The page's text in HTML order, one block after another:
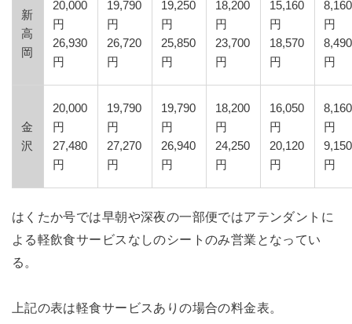
新
高
岡
20,000
円
26,930
円
19,790
円
26,720
円
19,250
円
25,850
円
18,200
円
23,700
円
15,160
円
18,570
円
8,160
円
8,490
円
金
沢
20,000
円
27,480
円
19,790
円
27,270
円
19,790
円
26,940
円
18,200
円
24,250
円
16,050
円
20,120
円
8,160
円
9,150
円
はくたか号では早朝や深夜の一部便ではアテンダントに
よる軽飲食サービスなしのシートのみ営業となってい
る。
上記の表は軽食サービスありの場合の料金表。